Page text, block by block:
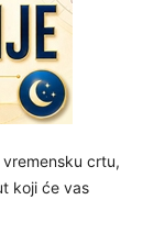
crtu,
koji će vas